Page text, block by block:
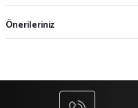
Önerileriniz